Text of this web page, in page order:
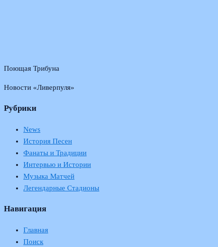
Поющая Трибуна
Новости «Ливерпуля»
Рубрики
News
История Песен
Фанаты и Традиции
Интервью и Истории
Музыка Матчей
Легендарные Стадионы
Навигация
Главная
Поиск